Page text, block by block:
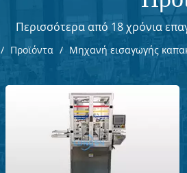
Περισσότερα από 18 χρόνια
/ Προϊόντα / Μηχανή εισαγωγής